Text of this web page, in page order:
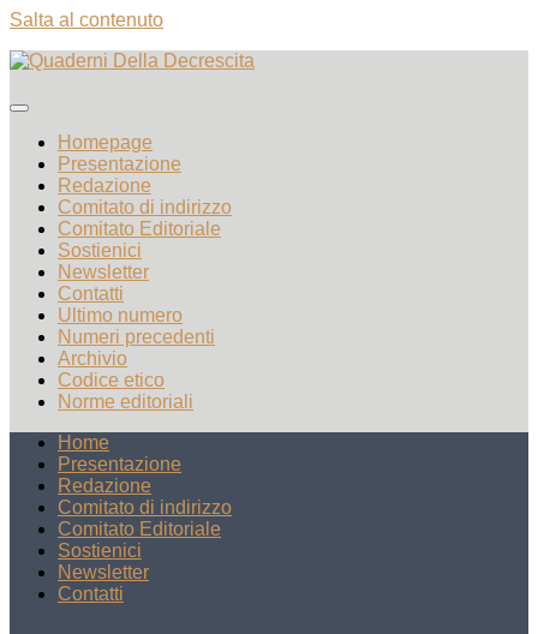
Salta al contenuto
Homepage
Presentazione
Redazione
Comitato di indirizzo
Comitato Editoriale
Sostienici
Newsletter
Contatti
Ultimo numero
Numeri precedenti
Archivio
Codice etico
Norme editoriali
Home
Presentazione
Redazione
Comitato di indirizzo
Comitato Editoriale
Sostienici
Newsletter
Contatti